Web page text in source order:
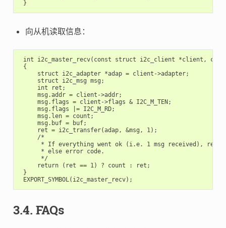
向从机读取信息：
int i2c_master_recv(const struct i2c_client *client,
{
     struct i2c_adapter *adap = client->adapter;
     struct i2c_msg msg;
     int ret;
     msg.addr = client->addr;
     msg.flags = client->flags & I2C_M_TEN;
     msg.flags |= I2C_M_RD;
     msg.len = count;
     msg.buf = buf;
     ret = i2c_transfer(adap, &msg, 1);
     /*
* If everything went ok (i.e. 1 msg received),
      * else error code.
      */
     return (ret == 1) ? count : ret;
}
3.4. FAQs